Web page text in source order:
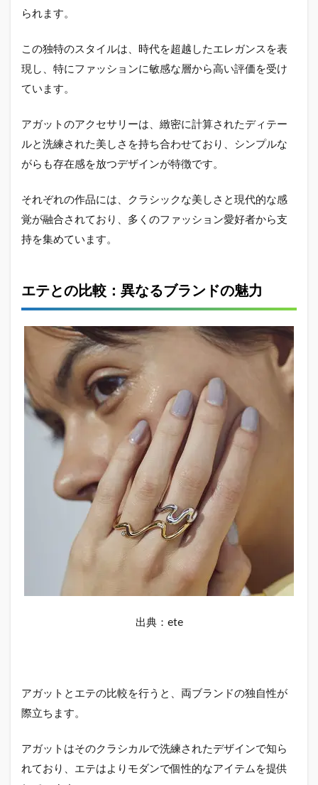
られます。
この独特のスタイルは、時代を超越したエレガンスを表
現し、特にファッションに敏感な層から高い評価を受け
ています。
アガットのアクセサリーは、緻密に計算されたディテー
ルと洗練された美しさを持ち合わせており、シンプルな
がらも存在感を放つデザインが特徴です。
それぞれの作品には、クラシックな美しさと現代的な感
覚が融合されており、多くのファッション愛好者から支
持を集めています。
エテとの比較：異なるブランドの魅力
出典：ete
アガットとエテの比較を行うと、両ブランドの独自性が
際立ちます。
アガットはそのクラシカルで洗練されたデザインで知ら
れており、エテはよりモダンで個性的なアイテムを提供